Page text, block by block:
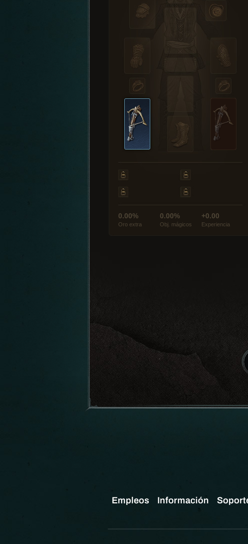
0.00%
Oro extra
0.00%
Obj. mágicos
+0.00
Experiencia